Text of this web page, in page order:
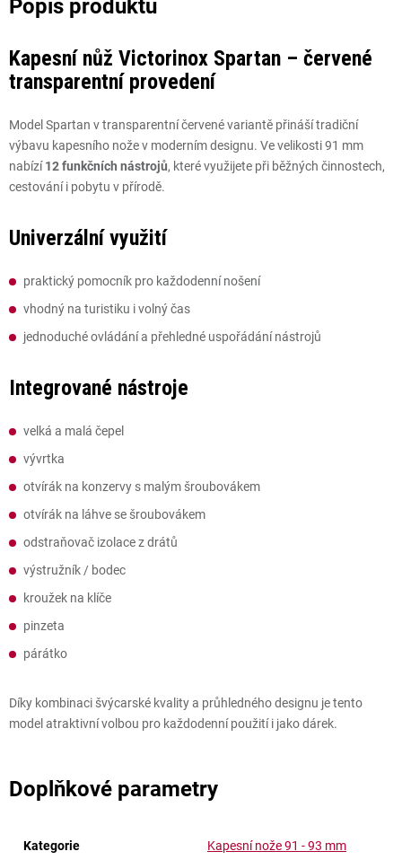
Kapesní nůž Victorinox Spartan – červené
transparentní provedení
Model Spartan v transparentní červené variantě přináší tradiční
výbavu kapesního nože v moderním designu. Ve velikosti 91 mm
nabízí12 funkčních nástrojů, které využijete při běžných činnostech,
cestování i pobytu v přírodě.
Univerzální využití
praktický pomocník pro každodenní nošení
vhodný na turistiku i volný čas
jednoduché ovládání a přehledné uspořádání nástrojů
Integrované nástroje
velká a malá čepel
vývrtka
otvírák na konzervy s malým šroubovákem
otvírák na láhve se šroubovákem
odstraňovač izolace z drátů
výstružník / bodec
kroužek na klíče
pinzeta
párátko
Díky kombinaci švýcarské kvality a průhledného designu je tento
model atraktivní volbou pro každodenní použití i jako dárek.
Doplňkové parametry
Kategorie Kapesní nože 91 - 93 mm